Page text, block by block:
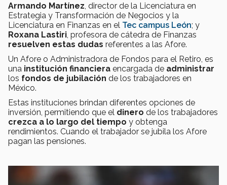
Armando Martínez , director de la Licenciatura en
Estrategia y Transformación de Negocios y la
Licenciatura en Finanzas en el Tec campus León; y
Roxana Lastiri , profesora de cátedra de Finanzas
resuelven estas dudas referentes a las Afore.
Un Afore o Administradora de Fondos para el Retiro, es
una institución financiera encargada de administrar
los fondos de jubilación de los trabajadores en
México.
Estas instituciones brindan diferentes opciones de
inversión, permitiendo que el dinero de los trabajadores
crezca a lo largo del tiempo y obtenga
rendimientos. Cuando el trabajador se jubila los Afore
pagan las pensiones.